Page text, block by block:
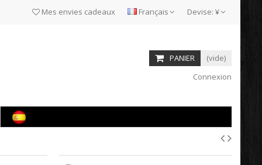
Devise: ¥
Français
Mes envies cadeaux
PANIER
(vide)
Connexion